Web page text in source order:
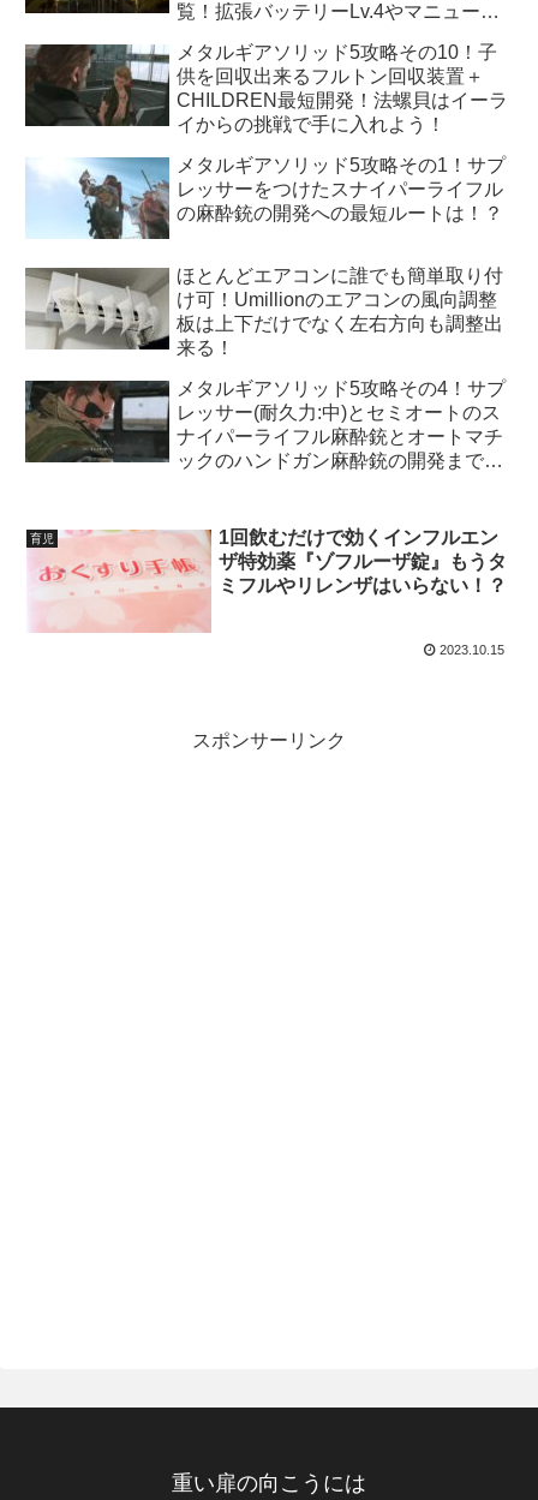
覧！拡張バッテリーLv.4やマニューバ
る！？
メタルギアソリッド5攻略その10！子
供を回収出来るフルトン回収装置＋
CHILDREN最短開発！法螺貝はイーラ
イからの挑戦で手に入れよう！
メタルギアソリッド5攻略その1！サプ
レッサーをつけたスナイパーライフル
の麻酔銃の開発への最短ルートは！？
ほとんどエアコンに誰でも簡単取り付
け可！Umillionのエアコンの風向調整
板は上下だけでなく左右方向も調整出
来る！
メタルギアソリッド5攻略その4！サプ
レッサー(耐久力:中)とセミオートのス
ナイパーライフル麻酔銃とオートマチ
ックのハンドガン麻酔銃の開発までの
育児
1回飲むだけで効くインフルエン
ザ特効薬『ゾフルーザ錠』もうタ
ミフルやリレンザはいらない！？
2023.10.15
スポンサーリンク
重い扉の向こうには